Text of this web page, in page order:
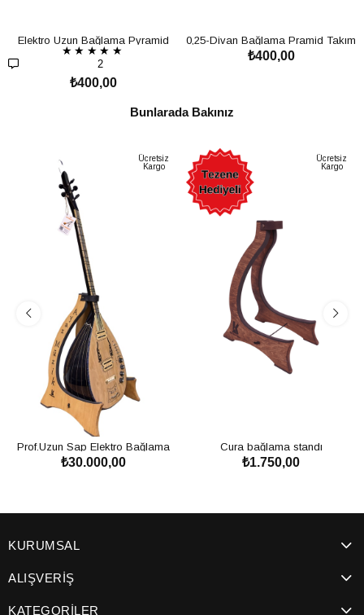
Elektro Uzun Bağlama Pyramid
Takım Tel-5 A.Tezene Hediye
★ ★ ★ ★ ★
2
₺400,00
0,25-Divan Bağlama Pramid Takım
Tel-5 A.Tezene Hediye
₺400,00
Bunlarada Bakınız
Ücretsiz
Kargo
Prof.Uzun Sap Elektro Bağlama
₺30.000,00
Ücretsiz
Kargo
Cura bağlama standı
₺1.750,00
KURUMSAL
ALIŞVERİŞ
KATEGORİLER